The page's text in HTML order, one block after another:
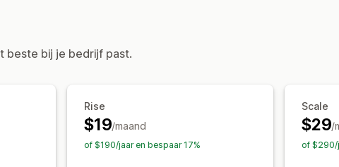
Overzicht
beste bij je bedrijf past.
Rise
$19/maand
of $190/jaar en bespaar 17%
Scale
$29/
of $290/